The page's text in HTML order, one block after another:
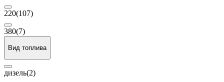
220(107)
380(7)
Вид топлива
дизель(2)